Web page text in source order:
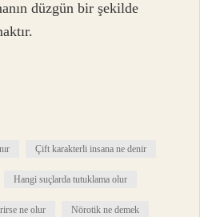
düzgün bir şekilde
Çift karakterli insana ne denir
Hangi suçlarda tutuklama olur
ne olur Nörotik ne demek